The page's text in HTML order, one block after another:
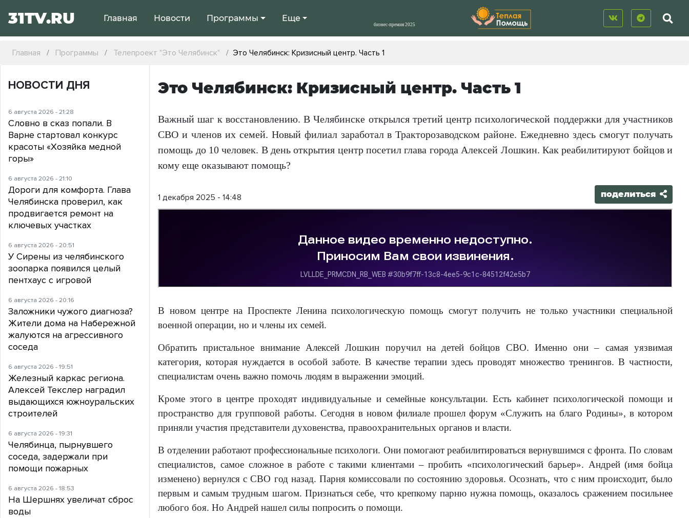
31TV.RU Главная Новости Программы Еще
Главная Программы Телепроект "Это Челябинск" Это Челябинск: Кризисный центр. Часть 1
Это Челябинск: Кризисный центр. Часть 1
Важный шаг к восстановлению. В Челябинске открылся третий центр психологической поддержки для участников
СВО и членов их семей. Новый филиал заработал в Тракторозаводском районе. Ежедневно здесь смогут получать
помощь до 10 человек. В день открытия центр посетил глава города Алексей Лошкин. Как реабилитируют бойцов и
кому еще оказывают помощь?
1 декабря 2025 - 14:48 поделиться
В новом центре на Проспекте Ленина психологическую помощь смогут получить не только участники специальной
военной операции, но и члены их семей.
Обратить пристальное внимание Алексей Лошкин поручил на детей бойцов СВО. Именно они – самая уязвимая
категория, которая нуждается в особой заботе. В качестве терапии здесь проводят множество тренингов. В частности,
специалистам очень важно помочь людям в выражении эмоций.
Кроме этого в центре проходят индивидуальные и семейные консультации. Есть кабинет психологической помощи и
пространство для групповой работы. Сегодня в новом филиале прошел форум «Служить на благо Родины», в котором
приняли участия представители духовенства, правоохранительных органов и власти.
В отделении работают профессиональные психологи. Они помогают реабилитироваться вернувшимся с фронта. По словам
специалистов, самое сложное в работе с такими клиентами – пробить «психологический барьер». Андрей (имя бойца
изменено) вернулся с СВО год назад. Парня комиссовали по состоянию здоровья. Осознать, что с ним происходит, было
первым и самым трудным шагом. Признаться себе, что крепкому парню нужна помощь, оказалось сражением посильнее
любого боя. Но Андрей нашел силы попросить о помощи.
НОВОСТИ ДНЯ
6 августа 2026 - 21:28
Словно в сказ попали. В
Варне стартовал конкурс
красоты «Хозяйка медной
горы»
6 августа 2026 - 21:10
Дороги для комфорта. Глава
Челябинска проверил, как
продвигается ремонт на
ключевых участках
6 августа 2026 - 20:51
У Сирены из челябинского
зоопарка появился целый
пентхаус с игровой
6 августа 2026 - 20:16
Заложники чужого диагноза?
Жители дома на Набережной
жалуются на агрессивного
соседа
6 августа 2026 - 19:51
Железный каркас региона.
Алексей Текслер наградил
выдающихся южноуральских
строителей
6 августа 2026 - 19:31
Челябинца, пырнувшего
соседа, задержали при
помощи пожарных
6 августа 2026 - 18:53
На Шершнях увеличат сброс
воды